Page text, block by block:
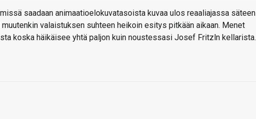
saadaan animaatioelokuvatasoista kuvaa ulos reaaliajassa säteen
valaistuksen suhteen heikoin esitys pitkään aikaan. Menet
koska häikäisee yhtä paljon kuin noustessasi Josef Fritzln kellarista.